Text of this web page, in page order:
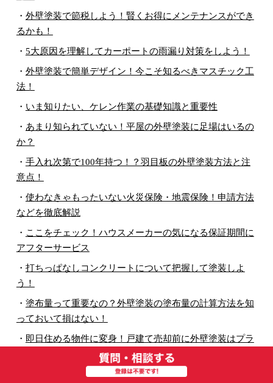
・ 外壁塗装で節税しよう！賢くお得にメンテナンスができ
るかも！
・ 5大原因を理解してカーポートの雨漏り対策をしよう！
・ 外壁塗装で簡単デザイン！今こそ知るべきマスチック工
法！
・ いま知りたい、ケレン作業の基礎知識と重要性
・ あまり知られていない！平屋の外壁塗装に足場はいるの
か？
・ 手入れ次第で100年持つ！？羽目板の外壁塗装方法と注
意点！
・ 使わなきゃもったいない火災保険・地震保険！申請方法
などを徹底解説
・ ここをチェック！ハウスメーカーの気になる保証期間に
アフターサービス
・ 打ちっぱなしコンクリートについて把握して塗装しよ
う！
・ 塗布量って重要なの？外壁塗装の塗布量の計算方法を知
っておいて損はない！
・ 即日住める物件に変身！戸建て売却前に外壁塗装はプラ
おもな瓦屋根3種の特徴やメリット・デメリットを知っ